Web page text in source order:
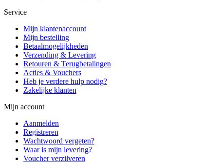
Service
Mijn klantenaccount
Mijn bestelling
Betaalmogelijkheden
Verzending & Levering
Retouren & Terugbetalingen
Acties & Vouchers
Heb je verdere hulp nodig?
Zakelijke klanten
Mijn account
Aanmelden
Registreren
Wachtwoord vergeten?
Waar is mijn levering?
Voucher verzilveren